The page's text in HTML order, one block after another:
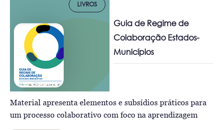
LIVROS
Guia de Regime de
Colaboração Estados-
Municípios
Material apresenta elementos e subsídios práticos para
um processo colaborativo com foco na aprendizagem